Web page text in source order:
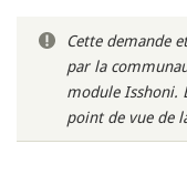
Cette demande
par la
module Isshoni.
point de vue de